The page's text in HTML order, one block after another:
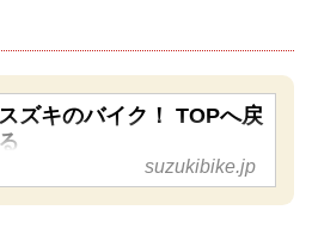
スズキのバイク！ TOPへ戻
る
【スズキが好き！ その気持ち
応援したい】当サイト「スズ
suzukibike.jp